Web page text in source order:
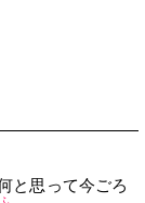
と思って今ごろ